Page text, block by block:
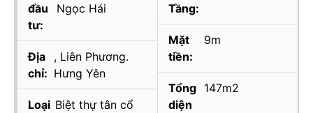
đầu
tư:
Ngọc Hái
Địa
chỉ:
, Liên Phương.
Hưng Yên
Loại Biệt thự tân cổ
Tầng:
Mặt
tiền:
9m
Tổng
diện
147m2